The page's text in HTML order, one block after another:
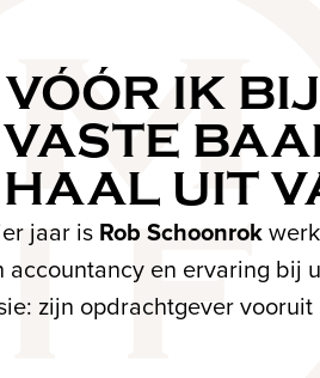
VÓÓR IK
VASTE
HAAL UIT
jaar is Rob Schoonrok
accountancy en ervaring bij
zijn opdrachtgever